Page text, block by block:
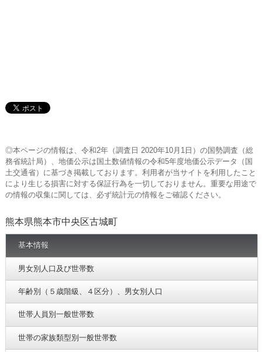
◎本ページの情報は、令和2年（調査日 2020年10月1日）の国勢調査（総
務省統計局）、地価公示は国土数値情報の令和5年度地価公示データ（国
土交通省）に基づき掲載しております。利用者が当サイトを利用したこと
により生じる損害に対する保証行為を一切しておりません。重要な用途で
の情報の収集に関しては、必ず統計元の情報をご確認ください。
熊本県熊本市中央区古城町
基本情報
男女別人口及び世帯数
年齢別（５歳階級、４区分）、男女別人口
世帯人員別一般世帯数
世帯の家族類型別一般世帯数